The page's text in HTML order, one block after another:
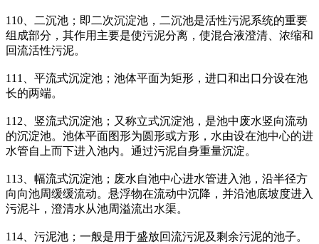
110、二沉池；即二次沉淀池，二沉池是活性污泥系统的重要
组成部分，其作用主要是使污泥分离，使混合液澄清、浓缩和
回流活性污泥。
111、平流式沉淀池；池体平面为矩形，进口和出口分设在池
长的两端。
112、竖流式沉淀池；又称立式沉淀池，是池中废水竖向流动
的沉淀池。池体平面图形为圆形或方形，水由设在池中心的进
水管自上而下进入池内。通过污泥自身重量沉淀。
113、幅流式沉淀池；废水自池中心进水管进入池，沿半径方
向向池周缓缓流动。悬浮物在流动中沉降，并沿池底坡度进入
污泥斗，澄清水从池周溢流出水渠。
114、污泥池；一般是用于盛放回流污泥及剩余污泥的池子。